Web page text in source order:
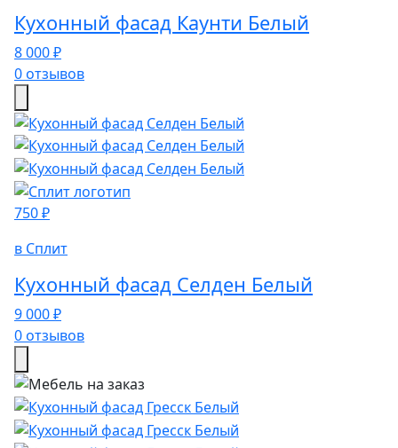
Кухонный фасад Каунти Белый
8 000 ₽
0 отзывов
750 ₽
в Сплит
Кухонный фасад Селден Белый
9 000 ₽
0 отзывов